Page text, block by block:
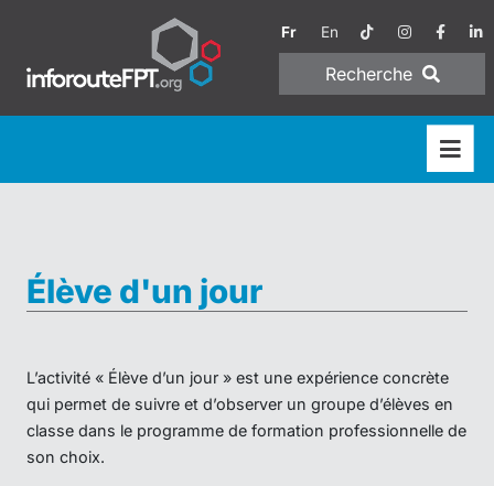
Fr En
Recherche
Élève d'un jour
L’activité « Élève d’un jour » est une expérience concrète
qui permet de suivre et d’observer un groupe d’élèves en
classe dans le programme de formation professionnelle de
son choix.